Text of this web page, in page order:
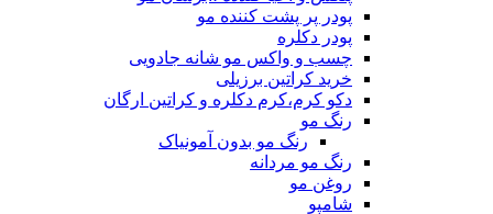
پودر پر پشت کننده مو
پودر دکلره
چسب و واکس مو شانه جادویی
خرید کراتین برزیلی
دکو کرم،کرم دکلره و کراتین ارگان
رنگ مو
رنگ مو بدون آمونیاک
رنگ مو مردانه
روغن مو
شامپو